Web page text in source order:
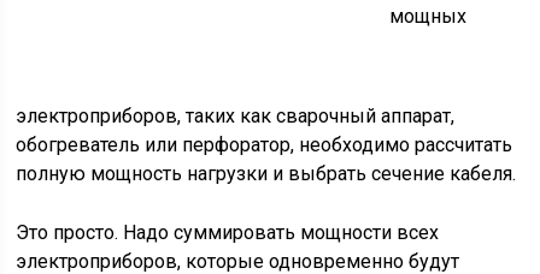
мощных
электроприборов, таких как сварочный аппарат,
обогреватель или перфоратор, необходимо рассчитать
полную мощность нагрузки и выбрать сечение кабеля.
Это просто. Надо суммировать мощности всех
электроприборов, которые одновременно будут